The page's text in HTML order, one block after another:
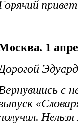
Горячий
1
Вернувшись с